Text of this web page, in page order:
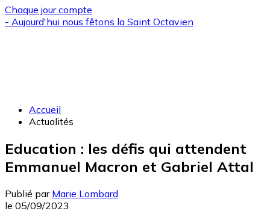
Chaque jour compte
- Aujourd'hui nous fêtons la Saint Octavien
Accueil
Actualités
Education : les défis qui attendent
Emmanuel Macron et Gabriel Attal
Publié par Marie Lombard
le 05/09/2023